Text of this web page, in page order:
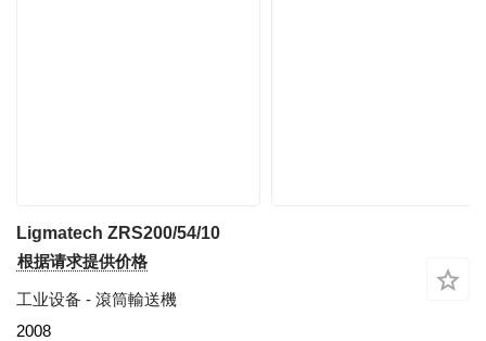
Ligmatech ZRS200/54/10
根据请求提供价格
工业设备 - 滾筒輸送機
2008